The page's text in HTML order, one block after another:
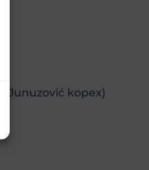
Junuzović kopex)